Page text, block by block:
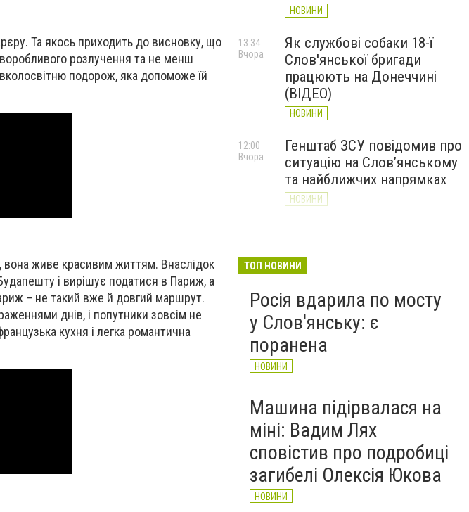
Та якось приходить до висновку, що
розлучення та не менш
подорож, яка допоможе їй
вона живе красивим життям. Внаслідок
і вирішує податися в Париж, а
– не такий вже й довгий маршрут.
днів, і попутники зовсім не
кухня і легка романтична
НОВИНИ
Як службові собаки 18-ї
Слов'янської бригади
працюють на Донеччині
(ВІДЕО)
НОВИНИ
13:34
Вчора
Генштаб ЗСУ повідомив про
ситуацію на Слов’янському
та найближчих напрямках
НОВИНИ
12:00
Вчора
великої війни: 7 серпня
ТОП НОВИНИ
Росія вдарила по мосту
у Слов'янську: є
поранена
НОВИНИ
Машина підірвалася на
міні: Вадим Лях
сповістив про подробиці
загибелі Олексія Юкова
НОВИНИ